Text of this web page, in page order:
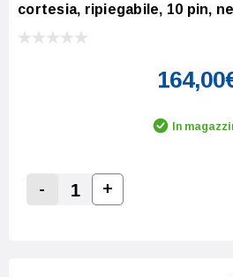
cortesia, ripiegabile, 10 pin,
In
Decrease Quantity:
-
Increase Quantity:
+